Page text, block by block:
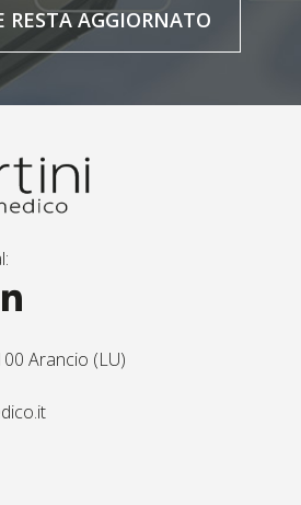
RESTA AGGIORNATO
Arancio (LU)